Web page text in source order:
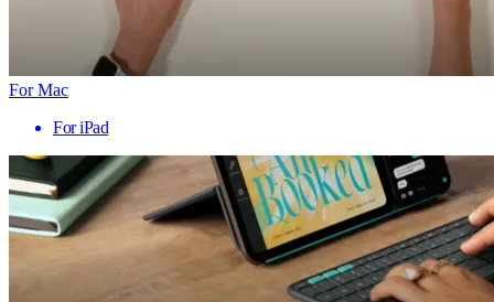
For Mac
For iPad